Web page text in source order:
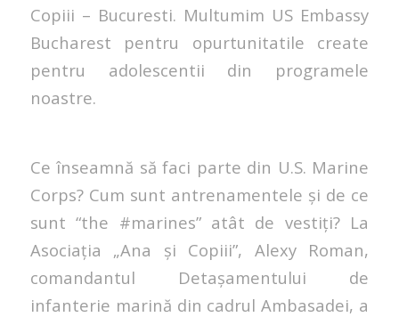
Copiii – Bucuresti. Multumim US Embassy
Bucharest pentru opurtunitatile create
pentru adolescentii din programele
noastre.
Ce înseamnă să faci parte din U.S. Marine
Corps? Cum sunt antrenamentele şi de ce
sunt “the #marines” atât de vestiţi? La
Asociația „Ana și Copiii”, Alexy Roman,
comandantul Detaşamentului de
infanterie marină din cadrul Ambasadei, a